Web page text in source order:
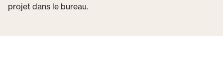
projet dans le bureau.